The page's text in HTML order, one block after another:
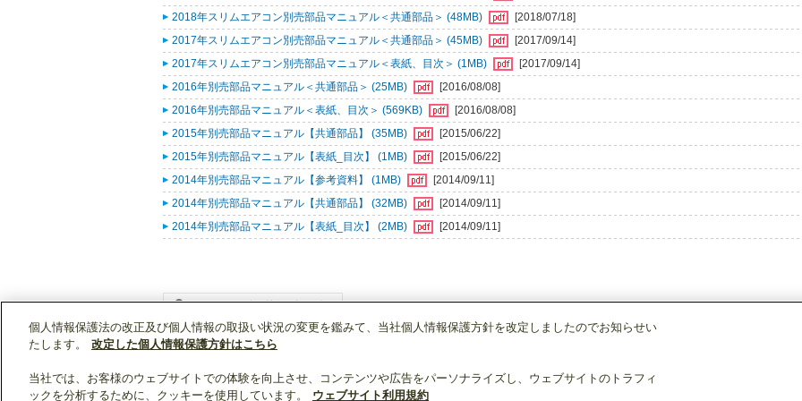
2018年スリムエアコン別売部品マニュアル＜共通部品＞ (48MB)
[2018/07/18]
2017年スリムエアコン別売部品マニュアル＜共通部品＞ (45MB)
[2017/09/14]
2017年スリムエアコン別売部品マニュアル＜表紙、目次＞ (1MB)
[2017/09/14]
2016年別売部品マニュアル＜共通部品＞ (25MB)
[2016/08/08]
2016年別売部品マニュアル＜表紙、目次＞ (569KB)
[2016/08/08]
2015年別売部品マニュアル【共通部品】 (35MB)
[2015/06/22]
2015年別売部品マニュアル【表紙_目次】 (1MB)
[2015/06/22]
2014年別売部品マニュアル【参考資料】 (1MB)
[2014/09/11]
2014年別売部品マニュアル【共通部品】 (32MB)
[2014/09/11]
2014年別売部品マニュアル【表紙_目次】 (2MB)
[2014/09/11]
WIN2Kトップ 製品情報
個人情報保護法の改正及び個人情報の取扱い状況の変更を鑑みて、当社個人情報保護方針を改定しましたのでお知らせい
たします。
改定した個人情報保護方針はこちら
当社では、お客様のウェブサイトでの体験を向上させ、コンテンツや広告をパーソナライズし、ウェブサイトのトラフィ
ックを分析するために、クッキーを使用しています。
ウェブサイト利用規約